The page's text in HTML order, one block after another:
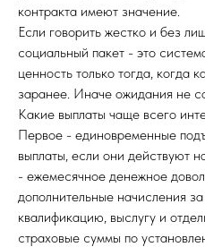
контракта имеют значение.
Если говорить жестко и без
социальный пакет - это
ценность только тогда, когда
заранее. Иначе ожидания не
Какие выплаты чаще всего
Первое - единовременные
выплаты, если они действуют
- ежемесячное денежное
дополнительные начисления
квалификацию, выслугу и
страховые суммы по